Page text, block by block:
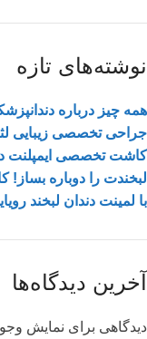
نوشته‌های تازه
همه چیز درباره
جراحی تخصصی زیبایی
کاشت تخصصی ایمپلنت
لبخندت را دوباره بساز!
با لمینت دندان لبخند
آخرین دیدگاه‌ها
دیدگاهی برای نمایش